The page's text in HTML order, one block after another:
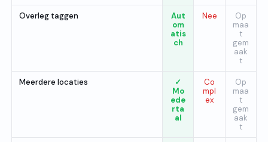
Overleg taggen
Aut
om
atis
ch
Nee
Op
maa
t
gem
aak
t
Meerdere locaties
✓
Mo
ede
rta
al
Co
mpl
ex
Op
maa
t
gem
aak
t